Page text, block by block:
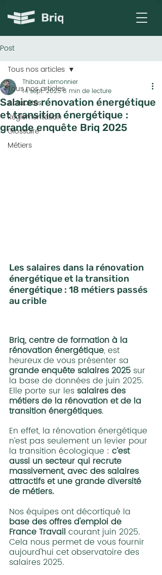
Post
Tous nos articles
Actualités
Réglementation
Glossaire
Métiers
Tous nos articles
Salaires rénovation énergétique
et transition énergétique :
grande enquête Briq 2025
Thibault Lemonnier
14 sept. 20258 min de lecture
Les salaires dans la rénovation
énergétique et la transition
énergétique : 18 métiers passés
au crible
Briq, centre de formation à la
rénovation énergétique, est
heureux de vous présenter sa
grande enquête salaires 2025 sur
la base de données de juin 2025.
Elle porte sur les salaires des
métiers de la rénovation et de la
transition énergétiques.
En effet, la rénovation énergétique
n’est pas seulement un levier pour
la transition écologique : c’est
aussi un secteur qui recrute
massivement, avec des salaires
attractifs et une grande diversité
de métiers.
Nos équipes ont décortiqué la
base des offres d'emploi de
France Travail courant juin 2025.
Cela nous permet de vous fournir
aujourd'hui cet observatoire des
salaires 2025.